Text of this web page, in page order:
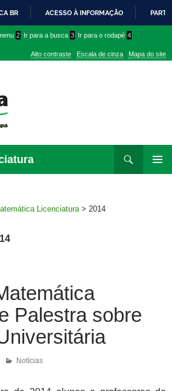
PARA
CONTEÚDO
BR ACESSO À INFORMAÇÃO
2 Ir para a busca 3 Ir para o rodapé 4
Alto contraste Escala de cinza Mapa do site
para
Licenciatura > 2014
Palestra sobre
Notícias